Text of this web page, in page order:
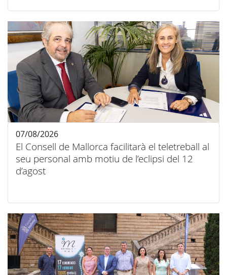
El Consell de Mallorca facilitarà el teletreball al
seu personal amb motiu de l’eclipsi del 12
d’agost
07/08/2026